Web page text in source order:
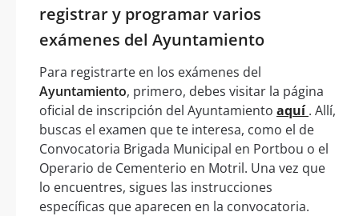
registrar y programar varios
exámenes del Ayuntamiento
Para registrarte en los exámenes del
Ayuntamiento, primero, debes visitar la página
oficial de inscripción del Ayuntamiento aquí. Allí,
buscas el examen que te interesa, como el de
Convocatoria Brigada Municipal en Portbou o el
Operario de Cementerio en Motril. Una vez que
lo encuentres, sigues las instrucciones
específicas que aparecen en la convocatoria.